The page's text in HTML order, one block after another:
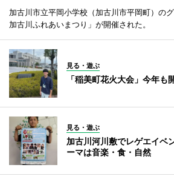
加古川市立平岡小学校（加古川市平岡町）の
加古川ふれあいまつり」が開催された。
見る・遊ぶ
「稲美町花火大会」今年
見る・遊ぶ
加古川河川敷でレゲエイ
ーマは音楽・食・自然